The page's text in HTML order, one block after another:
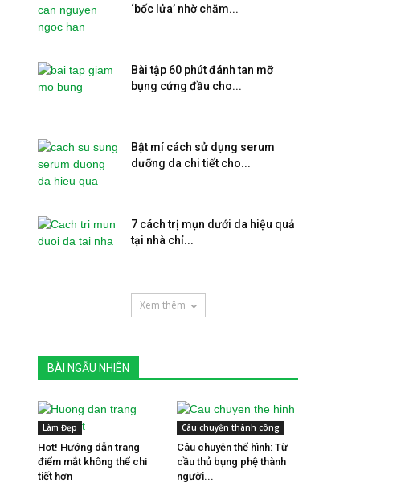
‘bốc lửa’ nhờ chăm...
Bài tập 60 phút đánh tan mỡ
bụng cứng đầu cho...
Bật mí cách sử dụng serum
dưỡng da chi tiết cho...
7 cách trị mụn dưới da hiệu quả
tại nhà chỉ...
Xem thêm
BÀI NGẪU NHIÊN
Làm Đẹp
Hot! Hướng dẫn trang
điểm mắt không thể chi
tiết hơn
Câu chuyện thành công
Câu chuyện thể hình: Từ
cầu thủ bụng phệ thành
người...